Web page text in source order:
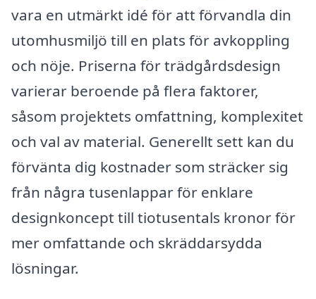
vara en utmärkt idé för att förvandla din
utomhusmiljö till en plats för avkoppling
och nöje. Priserna för trädgårdsdesign
varierar beroende på flera faktorer,
såsom projektets omfattning, komplexitet
och val av material. Generellt sett kan du
förvänta dig kostnader som sträcker sig
från några tusenlappar för enklare
designkoncept till tiotusentals kronor för
mer omfattande och skräddarsydda
lösningar.